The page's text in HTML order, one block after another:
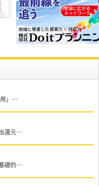
用」…
還元…
礎的…